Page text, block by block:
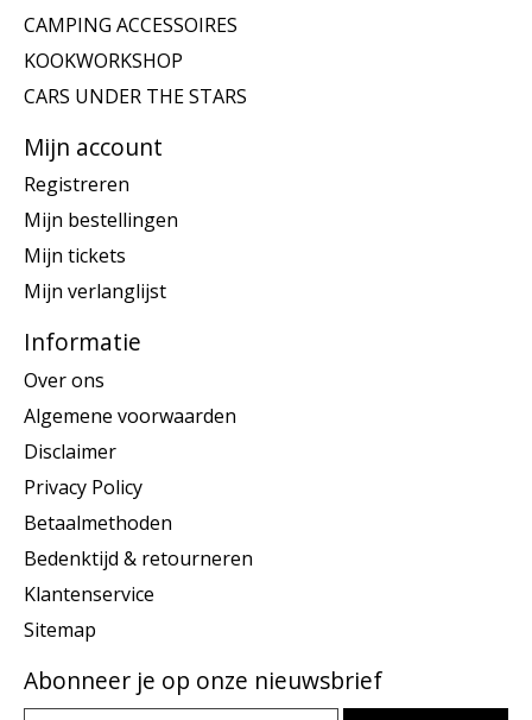
CAMPING ACCESSOIRES
KOOKWORKSHOP
CARS UNDER THE STARS
Mijn account
Registreren
Mijn bestellingen
Mijn tickets
Mijn verlanglijst
Informatie
Over ons
Algemene voorwaarden
Disclaimer
Privacy Policy
Betaalmethoden
Bedenktijd & retourneren
Klantenservice
Sitemap
Abonneer je op onze nieuwsbrief